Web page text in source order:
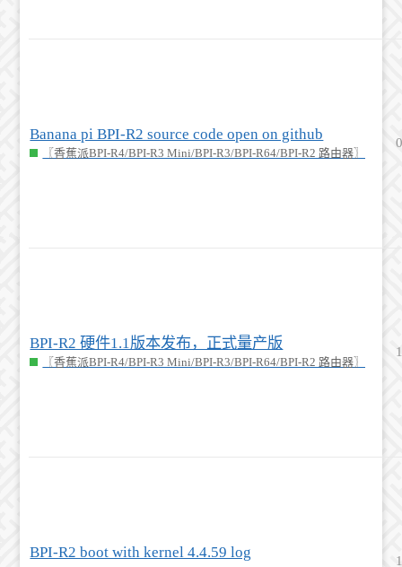
Banana pi BPI-R2 source code open on github
〖香蕉派BPI-R4/BPI-R3 Mini/BPI-R3/BPI-R64/BPI-R2 路由器〗
0
BPI-R2 硬件1.1版本发布，正式量产版
〖香蕉派BPI-R4/BPI-R3 Mini/BPI-R3/BPI-R64/BPI-R2 路由器〗
1
BPI-R2 boot with kernel 4.4.59 log 1